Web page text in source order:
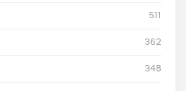
511
362
348